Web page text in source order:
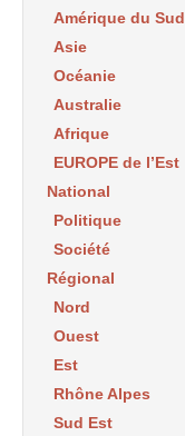
Amérique du Sud
Asie
Océanie
Australie
Afrique
EUROPE de l’Est
National
Politique
Société
Régional
Nord
Ouest
Est
Rhône Alpes
Sud Est